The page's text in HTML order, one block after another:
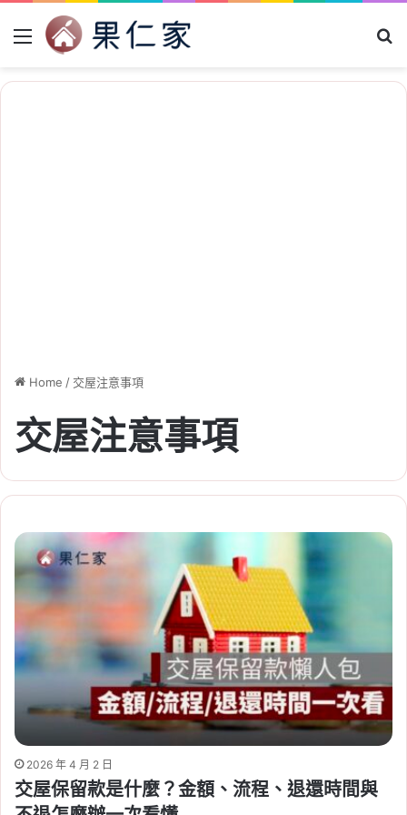
Menu
Home / 交屋注意事項
交屋注意事項
2026 年 4 月 2 日
交屋保留款是什麼？金額、流程、退還時間與